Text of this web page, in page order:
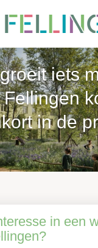
iets
Fellingen
in de
in een